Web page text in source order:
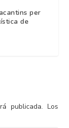
per
de
publicada. Los